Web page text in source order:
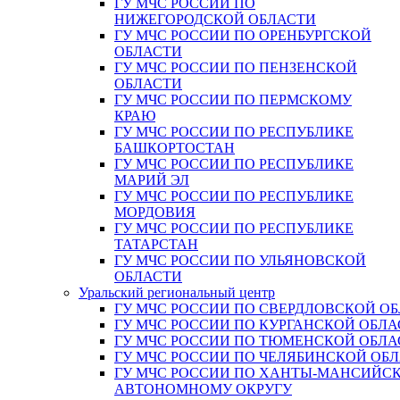
ГУ МЧС РОССИИ ПО
НИЖЕГОРОДСКОЙ ОБЛАСТИ
ГУ МЧС РОССИИ ПО ОРЕНБУРГСКОЙ
ОБЛАСТИ
ГУ МЧС РОССИИ ПО ПЕНЗЕНСКОЙ
ОБЛАСТИ
ГУ МЧС РОССИИ ПО ПЕРМСКОМУ
КРАЮ
ГУ МЧС РОССИИ ПО РЕСПУБЛИКЕ
БАШКОРТОСТАН
ГУ МЧС РОССИИ ПО РЕСПУБЛИКЕ
МАРИЙ ЭЛ
ГУ МЧС РОССИИ ПО РЕСПУБЛИКЕ
МОРДОВИЯ
ГУ МЧС РОССИИ ПО РЕСПУБЛИКЕ
ТАТАРСТАН
ГУ МЧС РОССИИ ПО УЛЬЯНОВСКОЙ
ОБЛАСТИ
Уральский региональный центр
ГУ МЧС РОССИИ ПО СВЕРДЛОВСКОЙ
ГУ МЧС РОССИИ ПО КУРГАНСКОЙ
ГУ МЧС РОССИИ ПО ТЮМЕНСКОЙ
ГУ МЧС РОССИИ ПО ЧЕЛЯБИНСКОЙ
ГУ МЧС РОССИИ ПО ХАНТЫ-
АВТОНОМНОМУ ОКРУГУ